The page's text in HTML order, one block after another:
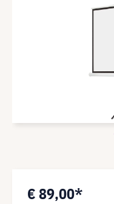
€ 89,00*